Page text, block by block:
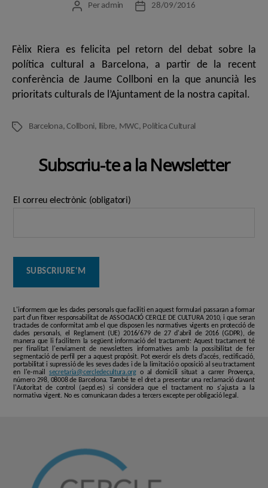
Autor
Per admin
Data28/09/2016
Fèlix Riera es felicita pel retorn del debat sobre la
política cultural a Barcelona, a partir de la recent
conferència de Jaume Collboni en la que anuncià les
prioritats culturals de l’Ajuntament de la nostra capital.
EtiquetesBarcelona,Collboni, llibre, MWC, Política Cultural
Subscriu-te a la Newsletter
El correu electrònic (obligatori)
L'informem que les dades personals que faciliti en aquest formulari passaran a formar
part d'un fitxer responsabilitat de ASSOCIACIÓ CERCLE DE CULTURA 2010, i que seran
tractades de conformitat amb el que disposen les normatives vigents en protecció de
dades personals, el Reglament (UE) 2016/679 de 27 d'abril de 2016 (GDPR), de
manera que li facilitem la següent informació del tractament: Aquest tractament té
per finalitat l'enviament de newsletters informatives amb la possibilitat de fer
segmentació de perfil per a aquest propòsit. Pot exercir els drets d'accés, rectificació,
portabilitat i supressió de les seves dades i de la limitació o oposició al seu tractament
en l'e-mail secretaria@cercledecultura.orgo al domicili situat a carrer Provença,
número 298, 08008 de Barcelona. També te el dret a presentar una reclamació davant
l'Autoritat de control (aepd.es) si considera que el tractament no s'ajusta a la
normativa vigent. No es comunicaran dades a tercers excepte per obligació legal.